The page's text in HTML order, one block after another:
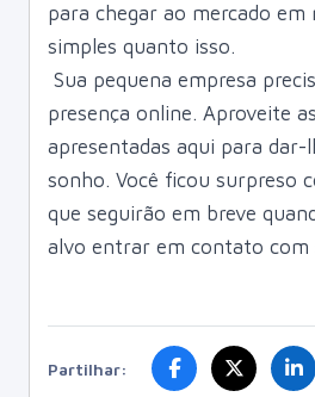
para chegar ao mercado
simples quanto isso.
Sua pequena empresa
presença online. Aproveite
apresentadas aqui para dar-
sonho. Você ficou surpreso
que seguirão em breve
alvo entrar em contato com
Partilhar: